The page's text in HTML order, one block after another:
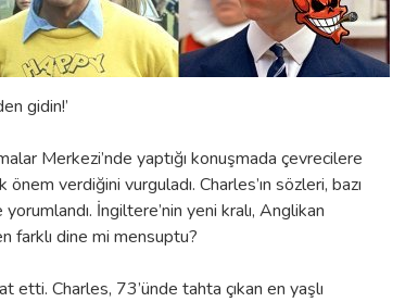
gidin!’
Merkezi’nde yaptığı konuşmada çevrecilere
verdiğini vurguladı. Charles’ın sözleri, bazı
İngiltere’nin yeni kralı, Anglikan
farklı dine mi mensuptu?
etti. Charles, 73’ünde tahta çıkan en yaşlı